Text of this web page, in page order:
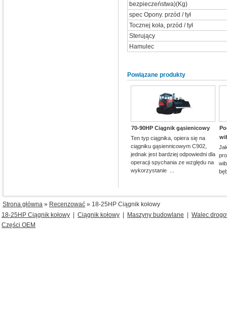
bezpieczeństwa)(Kg)
spec Opony. przód / tył
Tocznej koła, przód / tył
Sterujący
Hamulec
Powiązane produkty
70-90HP Ciągnik gąsienicowy
Ten typ ciągnika, opiera się na
ciągniku gąsiennicowym C902,
jednak jest bardziej odpowiedni dla
operacji spychania ze względu na
wykorzystanie ...
Strona główna » Recenzować » 18-25HP Ciągnik kołowy
18-25HP Ciągnik kołowy
Ciągnik kołowy Maszyny budowlane
Walec
Części OEM